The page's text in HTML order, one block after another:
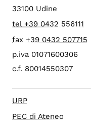
33100 Udine
tel +39 0432 556111
fax +39 0432 507715
p.iva 01071600306
c.f. 80014550307
URP
PEC di Ateneo